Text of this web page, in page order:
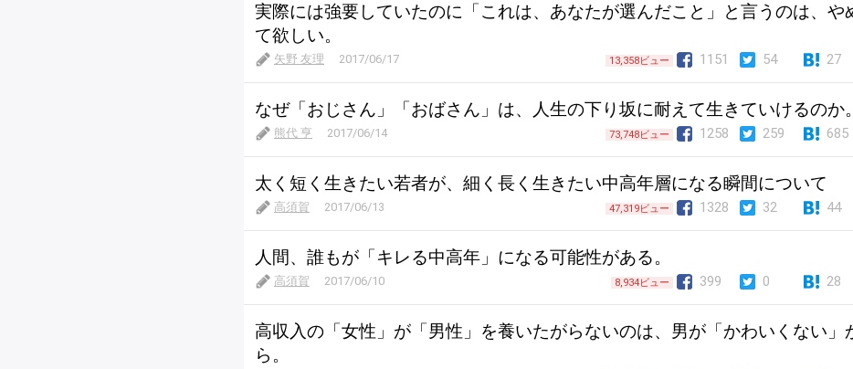
実際には強要していたのに「これは、あなたが選んだこと」と言うのは、や
て欲しい。
矢野 友理 2017/06/17 13,358ビュー 1151 54 27
なぜ「おじさん」「おばさん」は、人生の下り坂に耐えて生きていけるのか。
熊代 亨 2017/06/14 73,748ビュー 1258 259 685
太く短く生きたい若者が、細く長く生きたい中高年層になる瞬間について
高須賀 2017/06/13 47,319ビュー 1328 32 44
人間、誰もが「キレる中高年」になる可能性がある。
高須賀 2017/06/10 8,934ビュー 399 0 28
高収入の「女性」が「男性」を養いたがらないのは、男が「かわいくない」
ら。